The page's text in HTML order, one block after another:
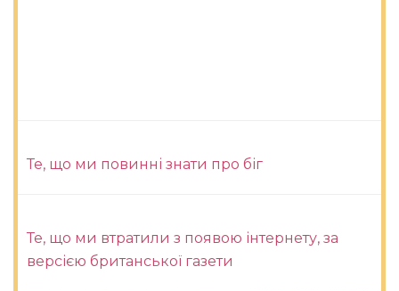
Те, що ми повинні знати про біг
Те, що ми втратили з появою інтернету, за
версією британської газети